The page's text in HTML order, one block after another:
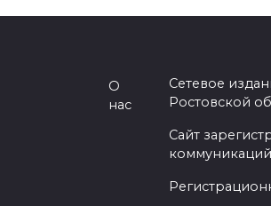
О
нас
Сетевое
Ростовской
Сайт
коммуникаций